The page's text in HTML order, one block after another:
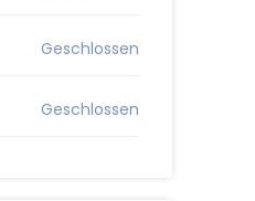
Geschlossen
Geschlossen